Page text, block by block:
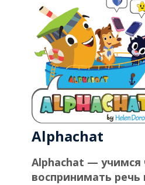
Alphachat
Alphachat — учимся
воспринимать речь